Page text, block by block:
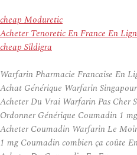
cheap Moduretic
Acheter Tenoretic En France En
cheap Sildigra
Warfarin Pharmacie Francaise En
Achat Générique Warfarin Singapour
Acheter Du Vrai Warfarin Pas Cher
Ordonner Générique Coumadin 1
Acheter Coumadin Warfarin Le
1 mg Coumadin combien ça coûte